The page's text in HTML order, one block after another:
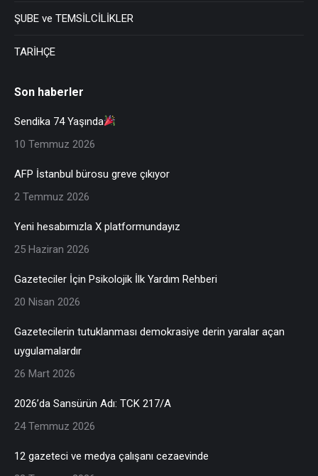
ŞUBE ve TEMSİLCİLİKLER
TARİHÇE
Son haberler
Sendika 74 Yaşında
10 Temmuz 2026
AFP İstanbul bürosu greve çıkıyor
2 Temmuz 2026
Yeni hesabımızla X platformundayız
25 Haziran 2026
Gazeteciler İçin Psikolojik İlk Yardım Rehberi
20 Nisan 2026
Gazetecilerin tutuklanması demokrasiye derin yaralar açan
uygulamalardır
26 Mart 2026
2026’da Sansürün Adı: TCK 217/A
24 Temmuz 2026
12 gazeteci ve medya çalışanı cezaevinde